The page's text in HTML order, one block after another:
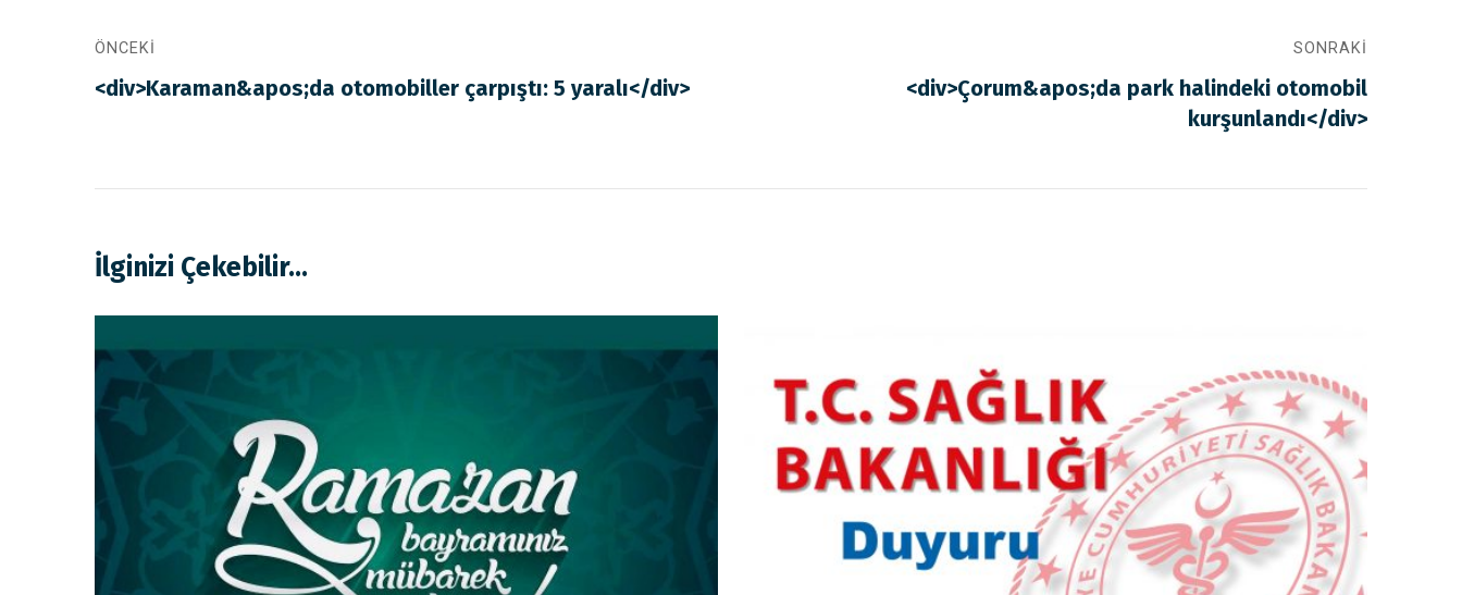
ÖNCEKI
<div>Karaman&apos;da otomobiller çarpıştı: 5 yaralı</div>
SONRAKI
<div>Çorum&apos;da park halindeki otomobil
kurşunlandı</div>
İlginizi Çekebilir...